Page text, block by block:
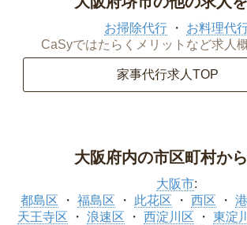
お掃除代行
お料理代
CaSyではたらくメリットなど求人
家事代行求人TOP
大阪府内の市区町村か
大阪市:
都島区
福島区 此花区 西区
天王寺区
浪速区 西淀川区 東淀